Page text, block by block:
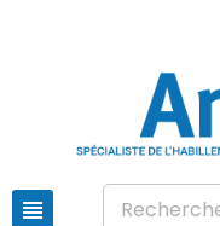
view_headline